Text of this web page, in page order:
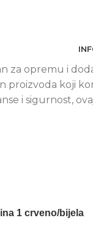
za opremu i
proizvoda koji
i sigurnost,
1 crveno/bijela